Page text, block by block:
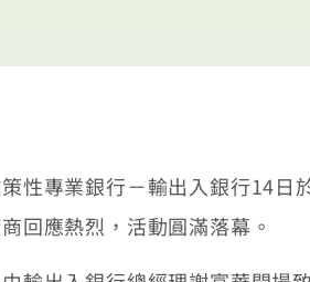
性專業銀行－輸出入銀行14日
回應熱烈，活動圓滿落幕。